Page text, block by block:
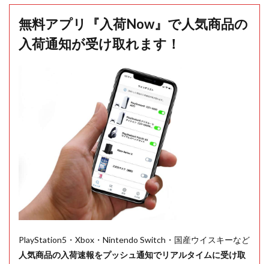
無料アプリ『入荷Now』で人気商品の
入荷通知が受け取れます！
PlayStation5・Xbox・Nintendo Switch・国産ウイスキーなど
人気商品の入荷速報をプッシュ通知でリアルタイムに受け取